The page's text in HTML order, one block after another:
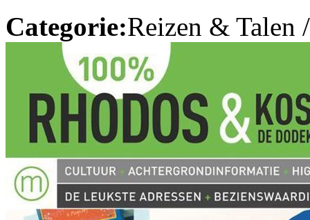
Categorie:Reizen & Talen